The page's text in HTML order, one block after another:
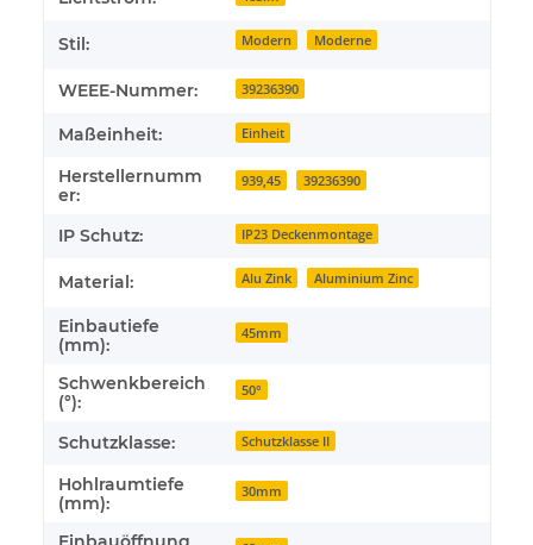
Stil: Modern Moderne
WEEE-Nummer: 39236390
Maßeinheit: Einheit
Herstellernumm
er:
939,45 39236390
IP Schutz: IP23 Deckenmontage
Material: Alu Zink Aluminium Zinc
Einbautiefe
(mm):
45mm
Schwenkbereich
(°):
50°
Schutzklasse: Schutzklasse II
Hohlraumtiefe
(mm):
30mm